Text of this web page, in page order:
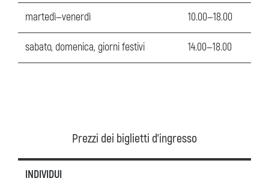
martedì—venerdì 10.00—18.00
sabato, domenica, giorni festivi 14.00—18.00
Prezzi dei biglietti d’ingresso
INDIVIDUI